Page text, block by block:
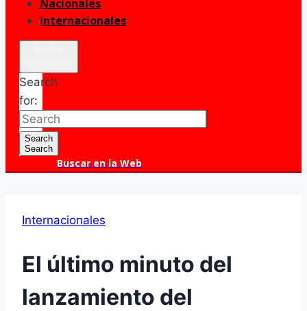
Nacionales
Internacionales
Search
for:
Search
Search
Buscar en la Web
Internacionales
El último minuto del
lanzamiento del